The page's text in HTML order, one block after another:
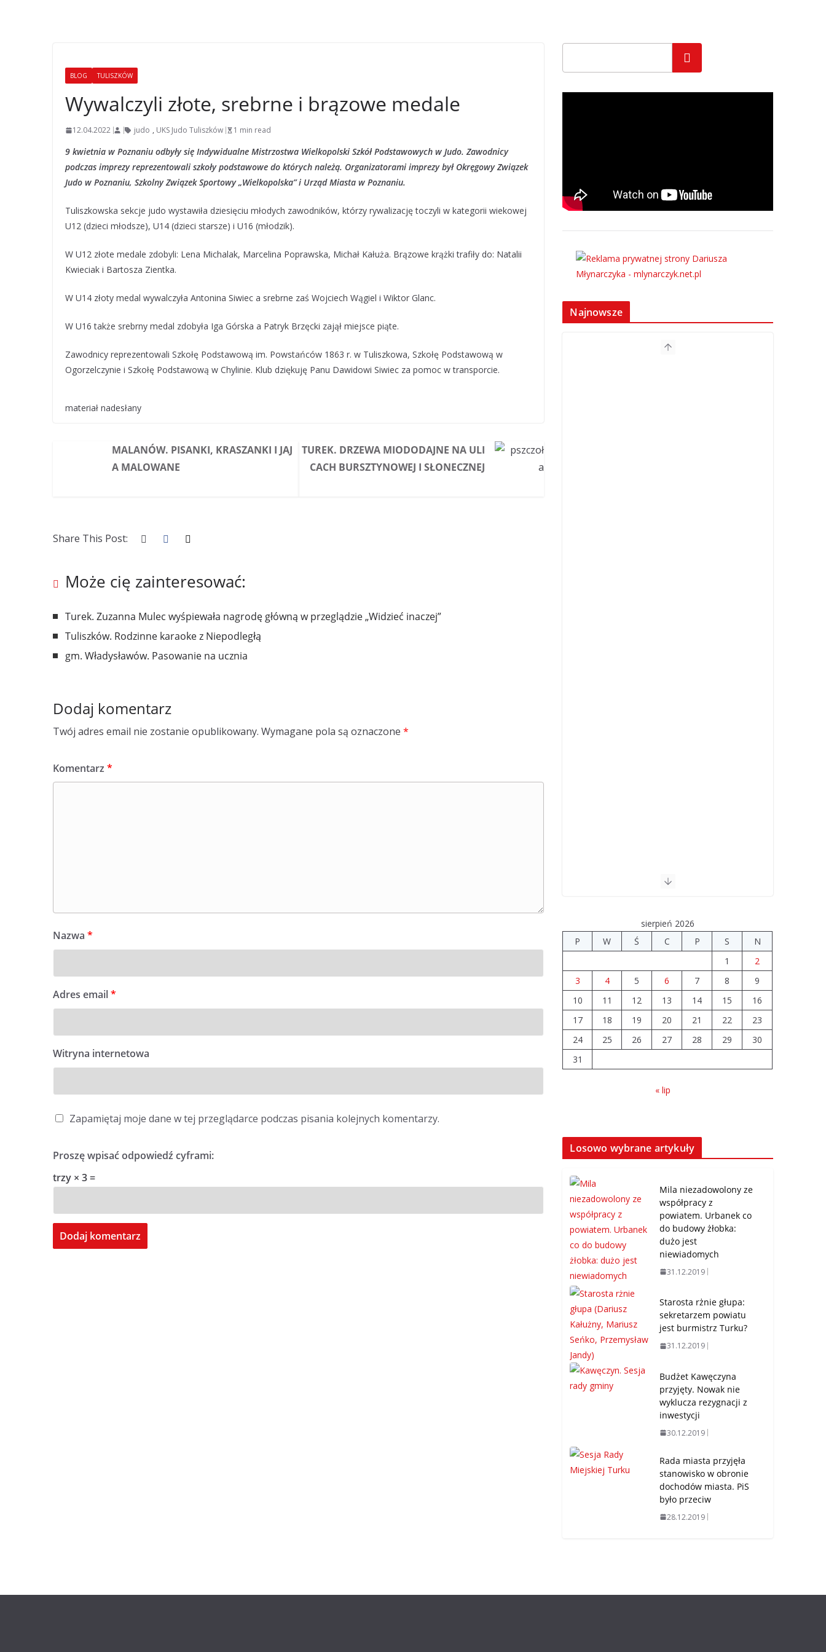
BLOG TULISZKÓW
Wywalczyli złote, srebrne i brązowe medale
12.04.2022 judo , UKS Judo Tuliszków 1 min read
9 kwietnia w Poznaniu odbyły się Indywidualne Mistrzostwa Wielkopolski Szkół Podstawowych w Judo. Zawodnicy
podczas imprezy reprezentowali szkoły podstawowe do których należą. Organizatorami imprezy był Okręgowy Związek
Judo w Poznaniu, Szkolny Związek Sportowy „Wielkopolska” i Urząd Miasta w Poznaniu.
Tuliszkowska sekcje judo wystawiła dziesięciu młodych zawodników, którzy rywalizację toczyli w kategorii wiekowej
U12 (dzieci młodsze), U14 (dzieci starsze) i U16 (młodzik).
W U12 złote medale zdobyli: Lena Michalak, Marcelina Poprawska, Michał Kałuża. Brązowe krążki trafiły do: Natalii
Kwieciak i Bartosza Zientka.
W U14 złoty medal wywalczyła Antonina Siwiec a srebrne zaś Wojciech Wągiel i Wiktor Glanc.
W U16 także srebrny medal zdobyła Iga Górska a Patryk Brzęcki zajął miejsce piąte.
Zawodnicy reprezentowali Szkołę Podstawową im. Powstańców 1863 r. w Tuliszkowa, Szkołę Podstawową w
Ogorzelczynie i Szkołę Podstawową w Chylinie. Klub dziękuję Panu Dawidowi Siwiec za pomoc w transporcie.
materiał nadesłany
MALANÓW. PISANKI, KRASZANKI I JAJ
A MALOWANE
TUREK. DRZEWA MIODODAJNE NA ULI
CACH BURSZTYNOWEJ I SŁONECZNEJ
Share This Post:
Może cię zainteresować:
Turek. Zuzanna Mulec wyśpiewała nagrodę główną w przeglądzie „Widzieć inaczej”
Tuliszków. Rodzinne karaoke z Niepodległą
gm. Władysławów. Pasowanie na ucznia
Dodaj komentarz
Twój adres email nie zostanie opublikowany. Wymagane pola są oznaczone *
Komentarz *
Nazwa *
Adres email*
Witryna internetowa
Zapamiętaj moje dane w tej przeglądarce podczas pisania kolejnych komentarzy.
Proszę wpisać odpowiedź cyframi:
trzy × 3 =
Szukaj
Najnowsze
sierpień 2026
P
W Ś C P S
N
1
2
3
4 5 6 7 8
9
10
11 12 13 14 15
16
17
18 19 20 21 22
23
24
25 26 27 28 29
30
31
« lip
Losowo wybrane artykuły
Mila niezadowolony ze
współpracy z
powiatem. Urbanek co
do budowy żłobka:
dużo jest
niewiadomych
31.12.2019
Starosta rżnie głupa:
sekretarzem powiatu
jest burmistrz Turku?
31.12.2019
Budżet Kawęczyna
przyjęty. Nowak nie
wyklucza rezygnacji z
inwestycji
30.12.2019
Rada miasta przyjęła
stanowisko w obronie
dochodów miasta. PiS
było przeciw
28.12.2019